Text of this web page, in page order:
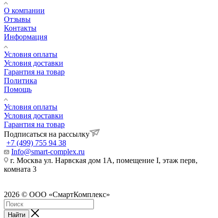
О компании
Отзывы
Контакты
Информация
Условия оплаты
Условия доставки
Гарантия на товар
Политика
Помощь
Условия оплаты
Условия доставки
Гарантия на товар
Подписаться на рассылку
+7 (499) 755 94 38
Info@smart-complex.ru
г. Москва ул. Нарвская дом 1А, помещение I, этаж перв,
комната 3
2026 © ООО «СмартКомплекс»
Найти